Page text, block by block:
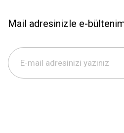
Mail adresinizle e-